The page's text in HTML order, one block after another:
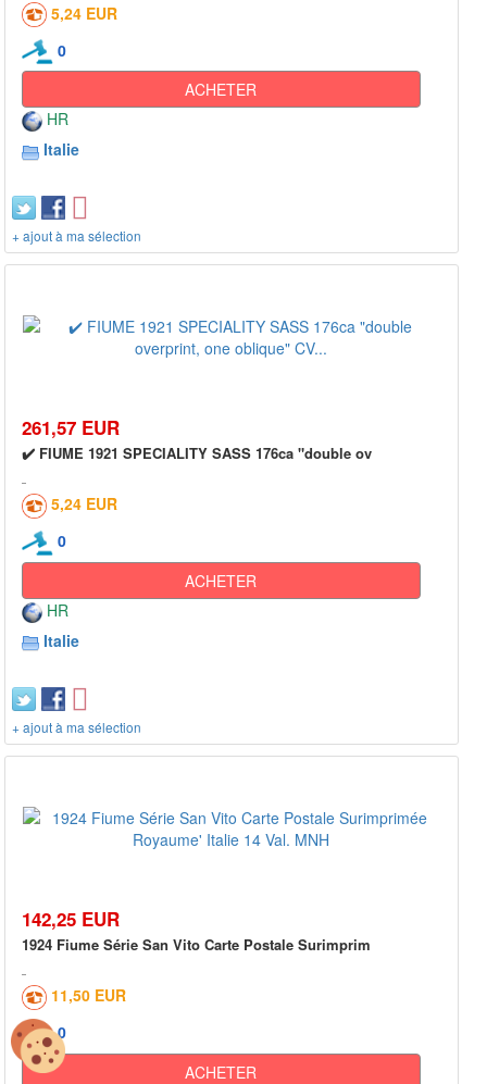
5,24 EUR
0
ACHETER
HR
Italie
+ ajout à ma sélection
261,57 EUR
✔️ FIUME 1921 SPECIALITY SASS 176ca "double ov
5,24 EUR
0
ACHETER
HR
Italie
+ ajout à ma sélection
142,25 EUR
1924 Fiume Série San Vito Carte Postale Surimprim
11,50 EUR
0
ACHETER